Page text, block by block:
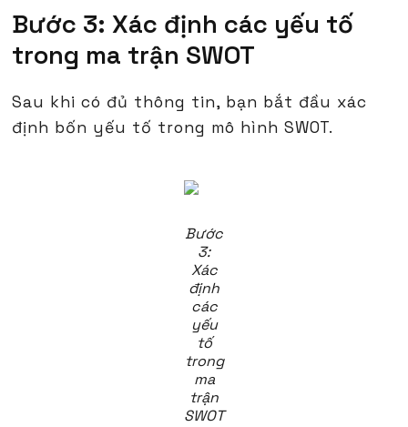
Bước 3: Xác định các yếu tố
trong ma trận SWOT
Sau khi có đủ thông tin, bạn bắt đầu xác
định bốn yếu tố trong mô hình SWOT.
Bước
3:
Xác
định
các
yếu
tố
trong
ma
trận
SWOT